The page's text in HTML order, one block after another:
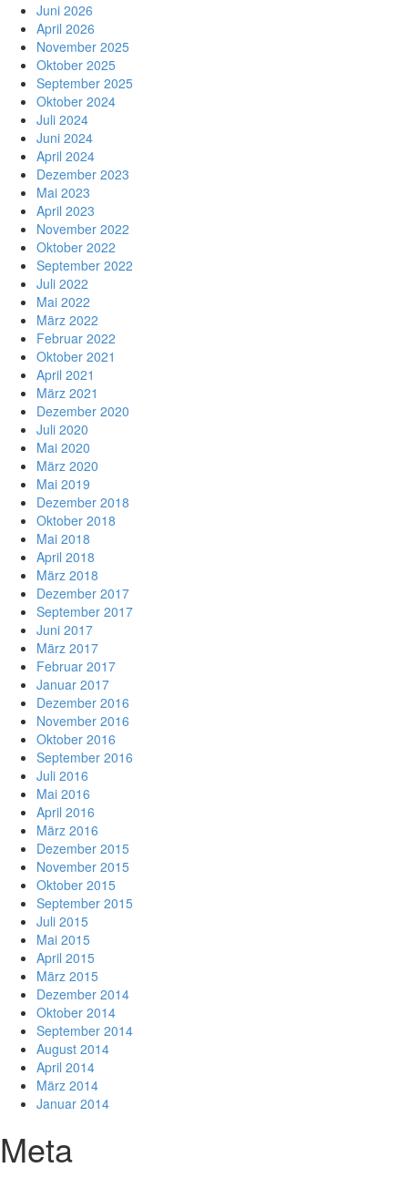
Juni 2026
April 2026
November 2025
Oktober 2025
September 2025
Oktober 2024
Juli 2024
Juni 2024
April 2024
Dezember 2023
Mai 2023
April 2023
November 2022
Oktober 2022
September 2022
Juli 2022
Mai 2022
März 2022
Februar 2022
Oktober 2021
April 2021
März 2021
Dezember 2020
Juli 2020
Mai 2020
März 2020
Mai 2019
Dezember 2018
Oktober 2018
Mai 2018
April 2018
März 2018
Dezember 2017
September 2017
Juni 2017
März 2017
Februar 2017
Januar 2017
Dezember 2016
November 2016
Oktober 2016
September 2016
Juli 2016
Mai 2016
April 2016
März 2016
Dezember 2015
November 2015
Oktober 2015
September 2015
Juli 2015
Mai 2015
April 2015
März 2015
Dezember 2014
Oktober 2014
September 2014
August 2014
April 2014
März 2014
Januar 2014
Meta